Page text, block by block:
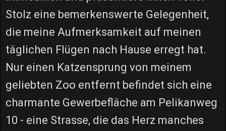
Stolz eine bemerkenswerte Gelegenheit,
die meine Aufmerksamkeit auf meinen
täglichen Flügen nach Hause erregt hat.
Nur einen Katzensprung von meinem
geliebten Zoo entfernt befindet sich eine
charmante Gewerbefläche am Pelikanweg
10 - eine Strasse, die das Herz manches